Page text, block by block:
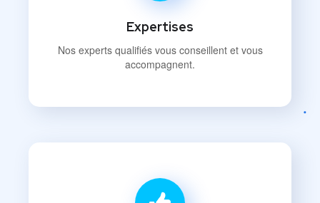
Expertises
Nos experts qualifiés vous conseillent et vous
accompagnent.